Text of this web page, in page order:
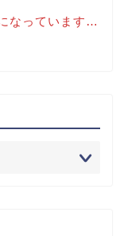
なっています…